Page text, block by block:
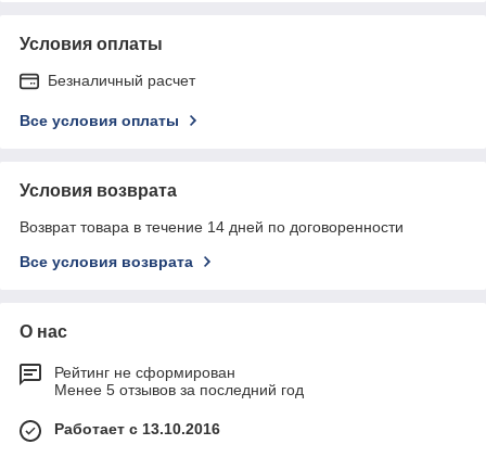
Условия оплаты
Безналичный расчет
Все условия оплаты
Условия возврата
Возврат товара в течение 14 дней по договоренности
Все условия возврата
О нас
Рейтинг не сформирован
Менее 5 отзывов за последний год
Работает с 13.10.2016